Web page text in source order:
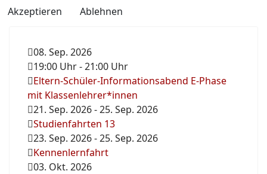
08. Sep. 2026
19:00 Uhr-21:00 Uhr
Eltern-Schüler-Informationsabend E-Phase
mit Klassenlehrer*innen
21. Sep. 2026-25. Sep. 2026
Studienfahrten 13
23. Sep. 2026-25. Sep. 2026
Kennenlernfahrt
03. Okt. 2026
Akzeptieren
Ablehnen